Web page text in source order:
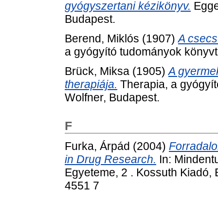
gyógyszertani kézikönyv.
Budapest.
Berend, Miklós (1907)A
a gyógyító tudományok
Brück, Miksa (1905)A
therapiája. Therapia, a
Wolfner, Budapest.
F
Furka, Árpád (2004)
in Drug Research. In:
Egyeteme, 2 . Kossuth Kiadó,
4551 7